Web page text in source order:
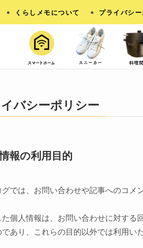
くらしメモについて プライバシ
バシーポリシー
報の利用目的
グでは、お問い合わせや記事へのコメ
た個人情報は、お問い合わせに対する
であり、これらの目的以外では利用い